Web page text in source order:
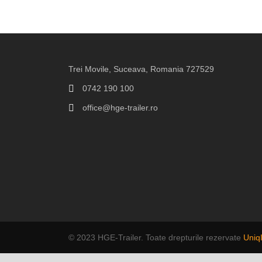
Trei Movile, Suceava, Romania 727529
0742 190 100
office@hge-trailer.ro
© 2023 HGE-Trailer. Toate drepturile rezervate